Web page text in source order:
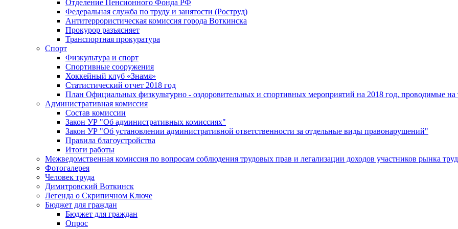
Отделение Пенсионного Фонда РФ
Федеральная служба по труду и занятости (Роструд)
Антитеррористическая комиссия города Воткинска
Прокурор разъясняет
Транспортная прокуратура
Спорт
Физкультура и спорт
Спортивные сооружения
Хоккейный клуб «Знамя»
Статистический отчет 2018 год
План Официальных физкультурно - оздоровительных и спортивных мероприятий на 2018 год, проводимые
Административная комиссия
Состав комиссии
Закон УР "Об административных комиссиях"
Закон УР "Об установлении административной ответственности за отдельные виды правонарушений"
Правила благоустройства
Итоги работы
Межведомственная комиссия по вопросам соблюдения трудовых прав и легализации доходов участников рынка
Фотогалерея
Человек труда
Димитровский Воткинск
Легенда о Скрипичном Ключе
Бюджет для граждан
Бюджет для граждан
Опрос